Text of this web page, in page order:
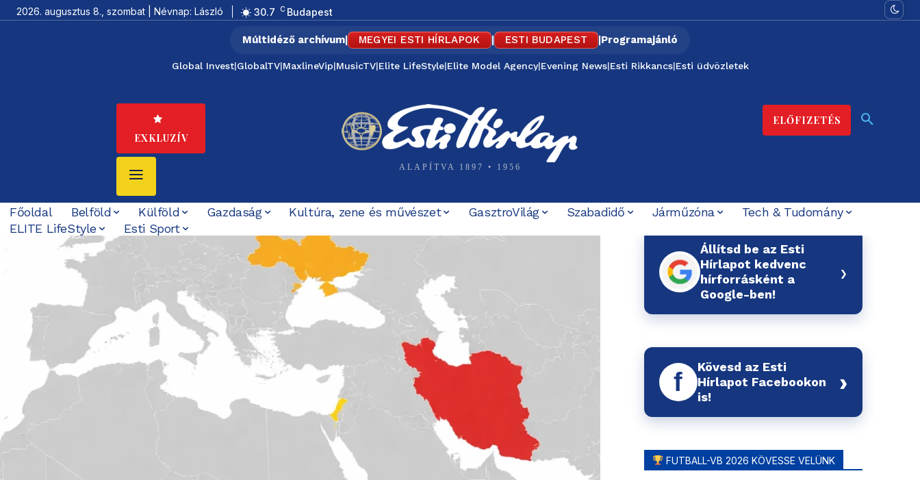
2026. augusztus 8., szombat | Névnap: László 30.7 C Budapest
Múltidéző archívum| MEGYEI ESTI HÍRLAPOK | ESTI BUDAPEST |Programajánló
Global Invest|GlobalTV|MaxlineVip|MusicTV|Elite LifeStyle|Elite Model Agency|Evening News|Esti Rikkancs|Esti üdvözletek
EXKLUZÍV
ALAPÍTVA 1897 • 1956
ELŐFIZETÉS
Főoldal Belföld Külföld Gazdaság Kultúra, zene és művészet GasztroVilág Szabadidő Járműzóna
Tech & Tudomány
ELITE LifeStyle
Esti Sport
Állítsd be az Esti
Hírlapot kedvenc
hírforrásként a
Google-ben!
›
f
Kövesd az Esti
Hírlapot Facebookon
is!
›
FUTBALL-VB 2026 KÖVESSE VELÜNK